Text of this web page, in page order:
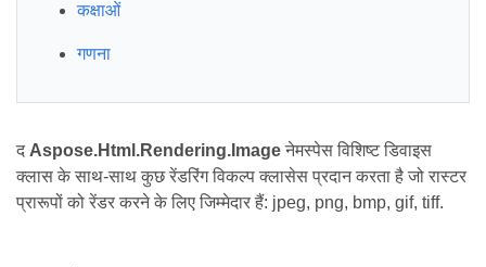
कक्षाओं
गणना
द Aspose.Html.Rendering.Image नेमस्पेस विशिष्ट डिवाइस
क्लास के साथ-साथ कुछ रेंडरिंग विकल्प क्लासेस प्रदान करता है जो रास्टर
प्रारूपों को रेंडर करने के लिए जिम्मेदार हैं: jpeg, png, bmp, gif, tiff.